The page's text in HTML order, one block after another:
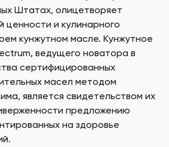
Штатах, олицетворяет
ценности и кулинарного
кунжутном масле. Кунжутное
ведущего новатора в
сертифицированных
масел методом
является свидетельством их
предложению
на здоровье